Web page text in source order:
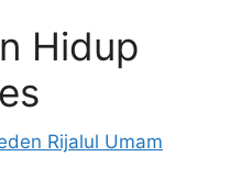
Hidup
Rijalul Umam